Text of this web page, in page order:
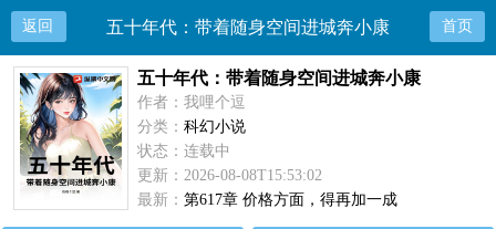
返回 五十年代：带着随身空间进城奔小康 首页
五十年代：带着随身空间进城奔小康
作者：我哩个逗
分类：科幻小说
状态：连载中
更新：2026-08-08T15:53:02
最新：第617章 价格方面，得再加一成